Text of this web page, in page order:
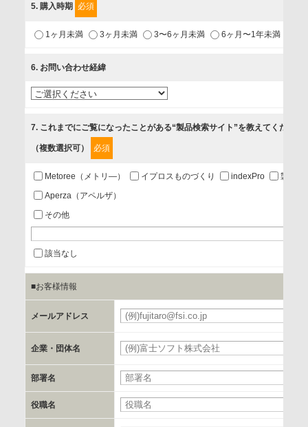
1.当社が取り扱う商品・サービスに関するご案内
2.当社が開催（主催・共催・協賛）するセミナーなど、各種イ
3.お客様の業務内容、及び興味、関心に応じた情報の提供
4.お客様満足度調査等のアンケートの依頼
第三者提供の有無
あり
a.個人情報の提供・利用目的
当該企業/団体のサービス等のご案内及び当該企業/団体からの
情報を提供するため
b.第三者に提供される個人データの項目
郵便番号、住所、電話番号、FAX番号、メールアドレス
c.第三者への提供の手段または手法
書類の送付又は電子的な方法
d.提供先および管理者
5. 購入時期 必須
1ヶ月未満 3ヶ月未満 3〜6ヶ月未満 6ヶ月〜1年未満
6. お問い合わせ経緯
7. これまでにご覧になったことがある“製品検索サイト”を教えてください
（複数選択可） 必須
Metoree（メトリ—） イプロスものづくり indexPro
製品ナ
Aperza（アペルザ）
その他
該当なし
■お客様情報
メールアドレス
企業・団体名
部署名
役職名